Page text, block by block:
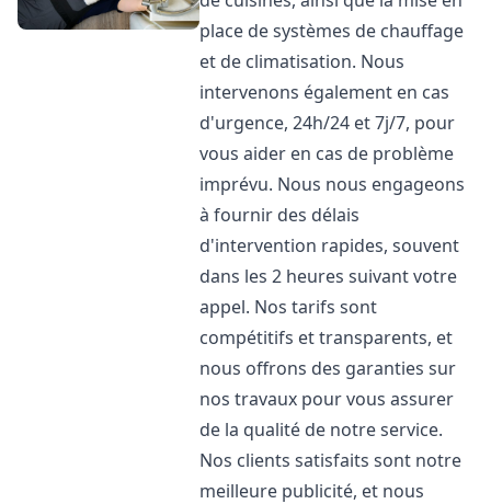
place de systèmes de chauffage
et de climatisation. Nous
intervenons également en cas
d'urgence, 24h/24 et 7j/7, pour
vous aider en cas de problème
imprévu. Nous nous engageons
à fournir des délais
d'intervention rapides, souvent
dans les 2 heures suivant votre
appel. Nos tarifs sont
compétitifs et transparents, et
nous offrons des garanties sur
nos travaux pour vous assurer
de la qualité de notre service.
Nos clients satisfaits sont notre
meilleure publicité, et nous